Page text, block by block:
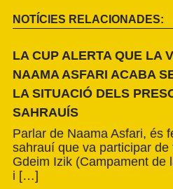
NOTÍCIES RELACIONADES:
LA CUP ALERTA QUE LA
NAAMA ASFARI ACABA
LA SITUACIÓ DELS
SAHRAUÍS
Parlar de Naama Asfari, és
sahrauí que va participar de
Gdeim Izik (Campament de
i […]